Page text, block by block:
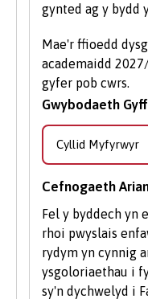
gynted ag y bydd
Mae'r ffioedd
academaidd
gyfer pob cwrs.
Gwybodaeth
Cyllid Myfyrwyr
Cefnogaeth
Fel y byddech yn
rhoi pwyslais
rydym yn cynnig
ysgoloriaethau i
sy'n dychwelyd i